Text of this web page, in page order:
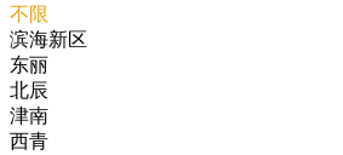
不限
滨海新区
东丽
北辰
津南
西青